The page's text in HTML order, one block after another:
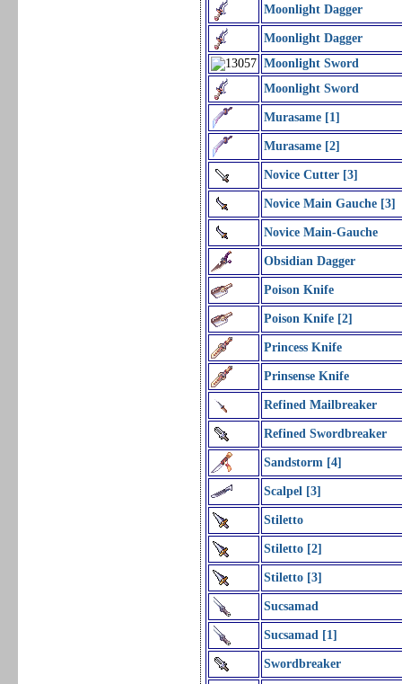
Moonlight Dagger
Moonlight Dagger
Moonlight Sword
Moonlight Sword
Murasame [1]
Murasame [2]
Novice Cutter [3]
Novice Main Gauche [3]
Novice Main-Gauche
Obsidian Dagger
Poison Knife
Poison Knife [2]
Princess Knife
Prinsense Knife
Refined Mailbreaker
Refined Swordbreaker
Sandstorm [4]
Scalpel [3]
Stiletto
Stiletto [2]
Stiletto [3]
Sucsamad
Sucsamad [1]
Swordbreaker